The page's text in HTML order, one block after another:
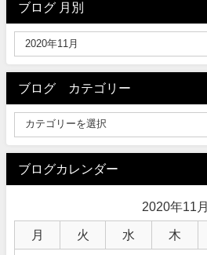
ブログ 月別
ブログ カテゴリー
ブログカレンダー
2020年11月
月 火 水 木